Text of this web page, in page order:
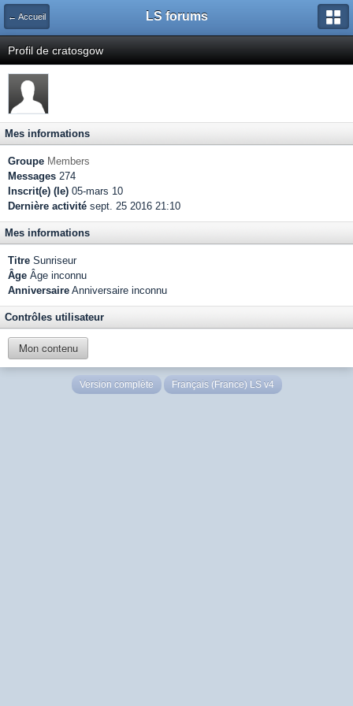
← Accueil LS forums
Profil de cratosgow
Mes informations
Groupe Members
Messages 274
Inscrit(e) (le) 05-mars 10
Dernière activité sept. 25 2016 21:10
Mes informations
Titre Sunriseur
Âge Âge inconnu
Anniversaire Anniversaire inconnu
Contrôles utilisateur
Mon contenu
Version complète Français (France) LS v4